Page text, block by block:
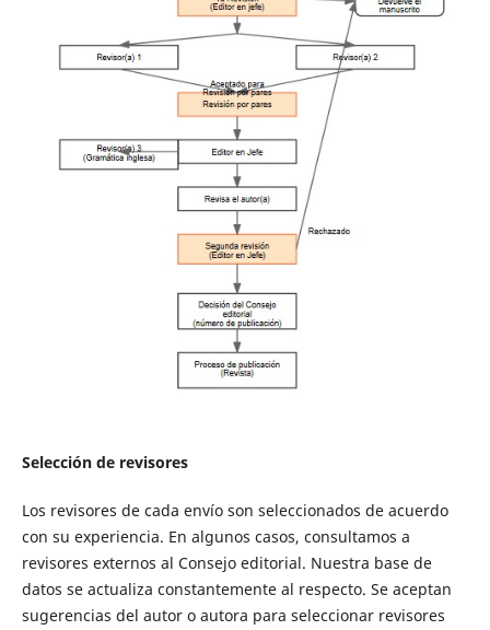
Selección de revisores
Los revisores de cada envío son seleccionados de acuerdo
con su experiencia. En algunos casos, consultamos a
revisores externos al Consejo editorial. Nuestra base de
datos se actualiza constantemente al respecto. Se aceptan
sugerencias del autor o autora para seleccionar revisores